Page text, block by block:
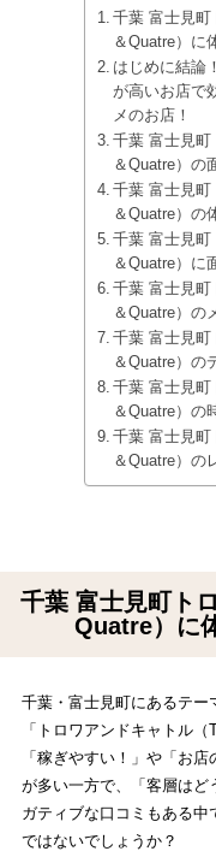
千葉 富士見町
＆Quatre）に
はじめに結論
が高いお店で
メのお店！
千葉 富士見町
＆Quatre）の
千葉 富士見町
＆Quatre）の
千葉 富士見町
＆Quatre）に
千葉 富士見町
＆Quatre）の
千葉 富士見町
＆Quatre）の
千葉 富士見町
＆Quatre）の
千葉 富士見町
＆Quatre）の
千葉 富士見町ト
Quatre）に
千葉・富士見町にあるテー
「トロワアンドキャトル（
「稼ぎやすい！」や「お店
が多い一方で、「客層はど
ガティブな口コミもある中
ではないでしょうか？